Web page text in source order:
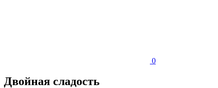
0
Двойная сладость